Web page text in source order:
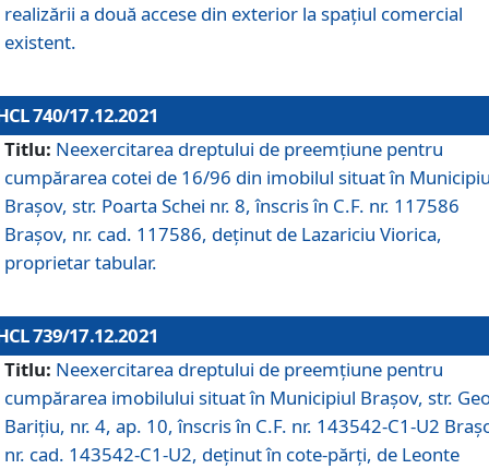
realizării a două accese din exterior la spațiul comercial
existent.
740/17.12.2021
Titlu: Neexercitarea dreptului de preemţiune pentru
cumpărarea cotei de 16/96 din imobilul situat în
Braşov, str. Poarta Schei nr. 8, înscris în C.F. nr. 117586
Brașov, nr. cad. 117586, deținut de Lazariciu Viorica,
proprietar tabular.
739/17.12.2021
Titlu: Neexercitarea dreptului de preemţiune pentru
cumpărarea imobilului situat în Municipiul Braşov, str.
Barițiu, nr. 4, ap. 10, înscris în C.F. nr. 143542-C1-U2
nr. cad. 143542-C1-U2, deținut în cote-părți, de Leonte